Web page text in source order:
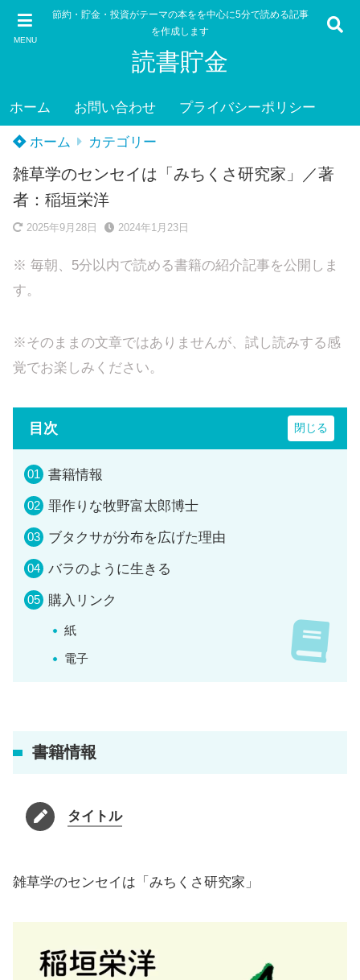
MENU
節約・貯金・投資がテーマの本をを中心に5分で読める記事
を作成します
読書貯金
ホーム お問い合わせ プライバシーポリシー
ホーム カテゴリー
雑草学のセンセイは「みちくさ研究家」／著
者：稲垣栄洋
2025年9月28日 2024年1月23日
※ 毎朝、5分以内で読める書籍の紹介記事を公開しま
す。
※そのままの文章ではありませんが、試し読みする感
覚でお楽しみください。
目次
書籍情報
罪作りな牧野富太郎博士
ブタクサが分布を広げた理由
バラのように生きる
購入リンク
紙
電子
書籍情報
タイトル
雑草学のセンセイは「みちくさ研究家」